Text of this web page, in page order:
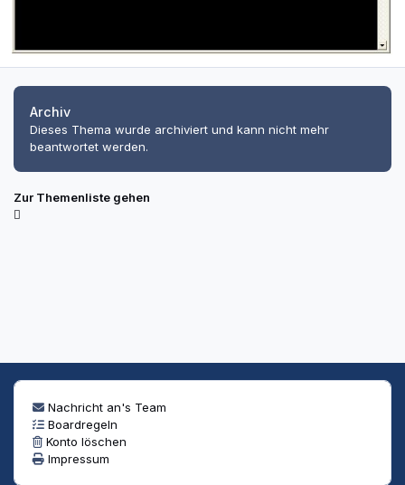
Archiv
Dieses Thema wurde archiviert und kann nicht mehr
beantwortet werden.
Zur Themenliste gehen
Nachricht an's Team
Boardregeln
Konto löschen
Impressum